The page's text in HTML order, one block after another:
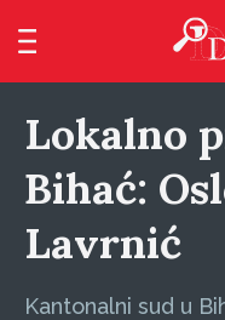
Lokalno
Bihać:
Lavrnić
Kantonalni sud u